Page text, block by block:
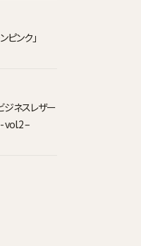
ピンク」
ジネスレザー
vol.2 –